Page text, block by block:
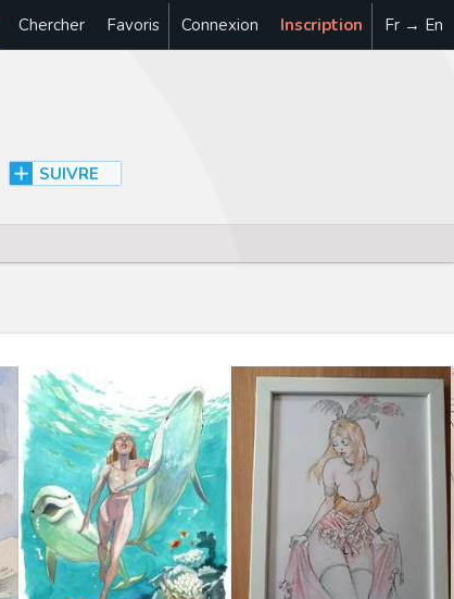
Chercher Favoris Connexion Inscription Fr → En
SUIVRE